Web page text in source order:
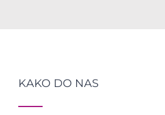
KAKO DO NAS